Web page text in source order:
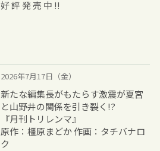
好 評 発 売 中 !!
2026年7月17日（金）
新たな編集長がもたらす激震が夏宮
と山野井の関係を引き裂く!?
『月刊トリレンマ』
原作：橿原まどか 作画：タチバナロ
ク